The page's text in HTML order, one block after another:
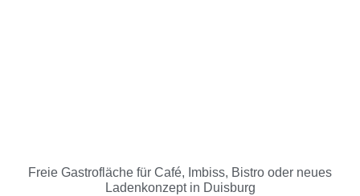
Freie Gastrofläche für Café, Imbiss, Bistro oder neues
Ladenkonzept in Duisburg